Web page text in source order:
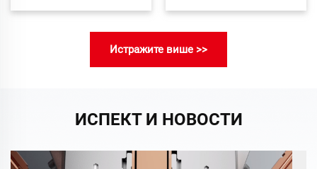
Истражите више >>
ИСПЕКТ И НОВОСТИ